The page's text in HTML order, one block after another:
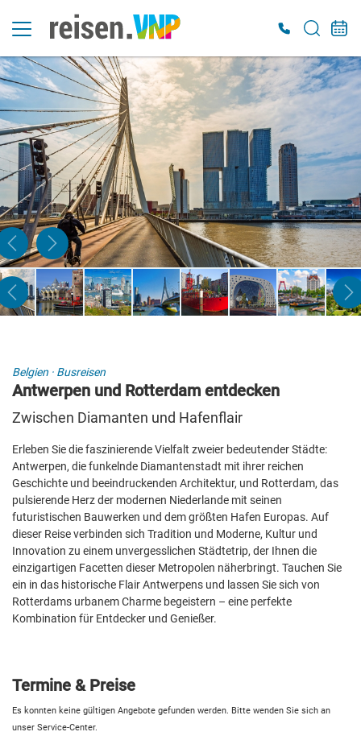
Es konnten keine gültigen Angebote gefunden werden. Bitte wenden Sie sich an
unser Service-Center.
Belgien · Busreisen
Antwerpen und Rotterdam entdecken
Zwischen Diamanten und Hafenflair
Erleben Sie die faszinierende Vielfalt zweier bedeutender Städte:
Antwerpen, die funkelnde Diamantenstadt mit ihrer reichen
Geschichte und beeindruckenden Architektur, und Rotterdam, das
pulsierende Herz der modernen Niederlande mit seinen
futuristischen Bauwerken und dem größten Hafen Europas. Auf
dieser Reise verbinden sich Tradition und Moderne, Kultur und
Innovation zu einem unvergesslichen Städtetrip, der Ihnen die
einzigartigen Facetten dieser Metropolen näherbringt. Tauchen Sie
ein in das historische Flair Antwerpens und lassen Sie sich von
Rotterdams urbanem Charme begeistern – eine perfekte
Kombination für Entdecker und Genießer.
Termine & Preise
Es konnten keine gültigen Angebote gefunden werden. Bitte wenden Sie sich an
unser Service-Center.